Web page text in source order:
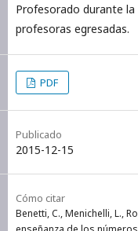
Profesorado durante
profesoras egresadas.
PDF
Publicado
2015-12-15
Cómo citar
Benetti, C., Menichelli, L.,